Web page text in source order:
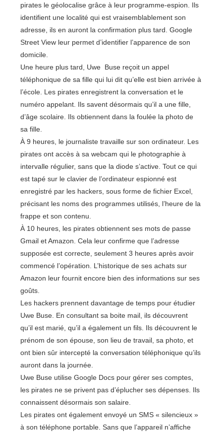
pirates le géolocalise grâce à leur programme-espion. Ils
identifient une localité qui est vraisemblablement son
adresse, ils en auront la confirmation plus tard. Google
Street View leur permet d’identifier l’apparence de son
domicile.
Une heure plus tard, Uwe Buse reçoit un appel
téléphonique de sa fille qui lui dit qu’elle est bien arrivée à
l’école. Les pirates enregistrent la conversation et le
numéro appelant. Ils savent désormais qu’il a une fille,
d’âge scolaire. Ils obtiennent dans la foulée la photo de
sa fille.
À 9 heures, le journaliste travaille sur son ordinateur. Les
pirates ont accès à sa webcam qui le photographie à
intervalle régulier, sans que la diode s’active. Tout ce qui
est tapé sur le clavier de l’ordinateur espionné est
enregistré par les hackers, sous forme de fichier Excel,
précisant les noms des programmes utilisés, l’heure de la
frappe et son contenu.
À 10 heures, les pirates obtiennent ses mots de passe
Gmail et Amazon. Cela leur confirme que l’adresse
supposée est correcte, seulement 3 heures après avoir
commencé l’opération. L’historique de ses achats sur
Amazon leur fournit encore bien des informations sur ses
goûts.
Les hackers prennent davantage de temps pour étudier
Uwe Buse. En consultant sa boite mail, ils découvrent
qu’il est marié, qu’il a également un fils. Ils découvrent le
prénom de son épouse, son lieu de travail, sa photo, et
ont bien sûr intercepté la conversation téléphonique qu’ils
auront dans la journée.
Uwe Buse utilise Google Docs pour gérer ses comptes,
les pirates ne se privent pas d’éplucher ses dépenses. Ils
connaissent désormais son salaire.
Les pirates ont également envoyé un SMS « silencieux »
à son téléphone portable. Sans que l’appareil n’affiche